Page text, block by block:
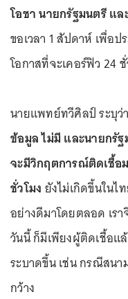
โอชา นายกรัฐมนตรี แ
ขอเวลา 1 สัปดาห์ เพื่อ
โอกาสที่จะเคอร์ฟิว 24
นายแพทย์ทวีศิลป์ ระบุว่า
ข้อมูล ไม่มี และนายกรั
จะมีวิกฤตการณ์ติดเชื้อ
ชั่วโมง ยังไม่เกิดขึ้นในไ
อย่างดีมาโดยตลอด เร
วันนี้ ก็มีเพียงผู้ติดเชื้อแล้
ระบาดขึ้น เช่น กรณีสนา
กว้าง